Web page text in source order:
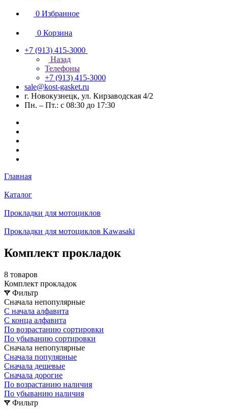
0 Избранное
0 Корзина
+7 (913) 415-3000
Назад
Телефоны
+7 (913) 415-3000
sale@kost-gasket.ru
г. Новокузнецк, ул. Кирзаводская 4/2
Пн. – Пт.: с 08:30 до 17:30
Главная
Каталог
Прокладки для мотоциклов
Прокладки для мотоциклов Kawasaki
Комплект прокладок
8 товаров
Комплект прокладок
Фильтр
Сначала непопулярные
С начала алфавита
С конца алфавита
По возрастанию сортировки
По убыванию сортировки
Сначала непопулярные
Сначала популярные
Сначала дешевые
Сначала дорогие
По возрастанию наличия
По убыванию наличия
Фильтр